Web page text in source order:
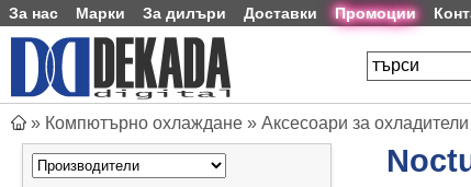
За нас Марки За дилъри Доставки Промоции
» Компютърно охлаждане » Аксесоари за охладители